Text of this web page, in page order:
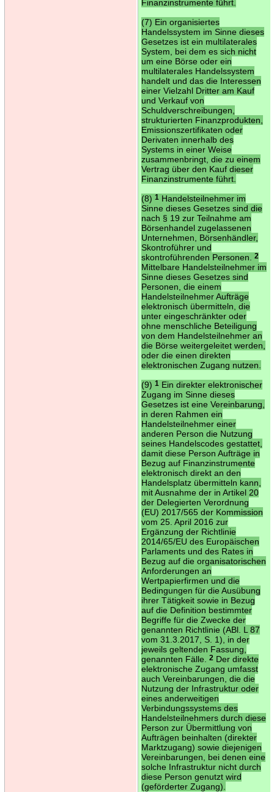
Finanzinstrumente führt.
(7) Ein organisiertes
Handelssystem im Sinne dieses
Gesetzes ist ein multilaterales
System, bei dem es sich nicht
um eine Börse oder ein
multilaterales Handelssystem
handelt und das die Interessen
einer Vielzahl Dritter am Kauf
und Verkauf von
Schuldverschreibungen,
strukturierten Finanzprodukten,
Emissionszertifikaten oder
Derivaten innerhalb des
Systems in einer Weise
zusammenbringt, die zu einem
Vertrag über den Kauf dieser
Finanzinstrumente führt.
(8) 1Handelsteilnehmer im
Sinne dieses Gesetzes sind die
nach § 19 zur Teilnahme am
Börsenhandel zugelassenen
Unternehmen, Börsenhändler,
Skontroführer und
skontroführenden Personen.
2
Mittelbare Handelsteilnehmer im
Sinne dieses Gesetzes sind
Personen, die einem
Handelsteilnehmer Aufträge
elektronisch übermitteln, die
unter eingeschränkter oder
ohne menschliche Beteiligung
von dem Handelsteilnehmer an
die Börse weitergeleitet werden,
oder die einen direkten
elektronischen Zugang nutzen.
(9) 1Ein direkter elektronischer
Zugang im Sinne dieses
Gesetzes ist eine Vereinbarung,
in deren Rahmen ein
Handelsteilnehmer einer
anderen Person die Nutzung
seines Handelscodes gestattet,
damit diese Person Aufträge in
Bezug auf Finanzinstrumente
elektronisch direkt an den
Handelsplatz übermitteln kann,
mit Ausnahme der in Artikel 20
der Delegierten Verordnung
(EU) 2017/565 der Kommission
vom 25. April 2016 zur
Ergänzung der Richtlinie
2014/65/EU des Europäischen
Parlaments und des Rates in
Bezug auf die organisatorischen
Anforderungen an
Wertpapierfirmen und die
Bedingungen für die Ausübung
ihrer Tätigkeit sowie in Bezug
auf die Definition bestimmter
Begriffe für die Zwecke der
genannten Richtlinie (ABl. L 87
vom 31.3.2017, S. 1), in der
jeweils geltenden Fassung,
genannten Fälle.
2Der direkte
elektronische Zugang umfasst
auch Vereinbarungen, die die
Nutzung der Infrastruktur oder
eines anderweitigen
Verbindungssystems des
Handelsteilnehmers durch diese
Person zur Übermittlung von
Aufträgen beinhalten (direkter
Marktzugang) sowie diejenigen
Vereinbarungen, bei denen eine
solche Infrastruktur nicht durch
diese Person genutzt wird
(geförderter Zugang).